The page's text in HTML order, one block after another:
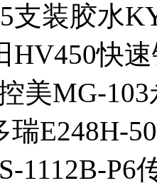
支装胶水
HV450快
美MG-
瑞E248H-
1112B-P6